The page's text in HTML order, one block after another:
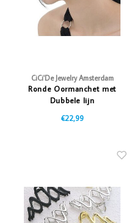
CiCi'De Jewelry Amsterdam
Ronde Oormanchet met
Dubbele lijn
€22,99